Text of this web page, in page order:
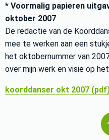
* Voormalig papieren
oktober 2007
De redactie van de
mee te werken aan een
het oktobernummer van
over mijn werk en visie op
koorddanser okt 2007